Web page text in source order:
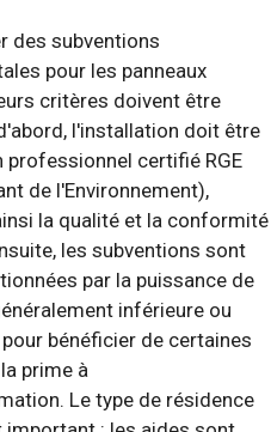
des subventions
pour les panneaux
critères doivent être
l'installation doit être
professionnel certifié RGE
de l'Environnement),
la qualité et la conformité
les subventions sont
par la puissance de
inférieure ou
bénéficier de certaines
prime à
Le type de résidence